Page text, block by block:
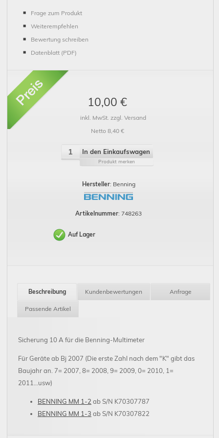
Frage zum Produkt
Weiterempfehlen
Bewertung schreiben
Datenblatt (PDF)
10,00 €
inkl. MwSt. zzgl. Versand
Netto 8,40 €
In den Einkaufswagen
Produkt merken
Hersteller: Benning
Artikelnummer: 748263
Auf Lager
Beschreibung Kundenbewertungen Anfrage
Passende Artikel
Sicherung 10 A für die Benning-Multimeter
Für Geräte ab Bj 2007 (Die erste Zahl nach dem "K" gibt das
Baujahr an. 7= 2007, 8= 2008, 9= 2009, 0= 2010, 1=
2011...usw)
BENNING MM 1-2 ab S/N K70307787
BENNING MM 1-3 ab S/N K70307822